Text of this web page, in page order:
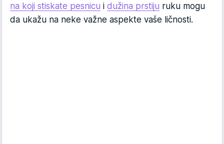
na koji stiskate pesnicu i dužina prstiju ruku mogu
da ukažu na neke važne aspekte vaše ličnosti.